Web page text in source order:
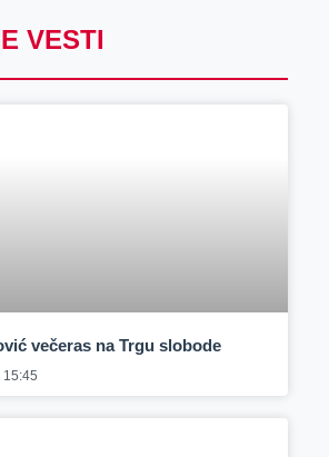
VESTI
večeras na Trgu slobode
15:45